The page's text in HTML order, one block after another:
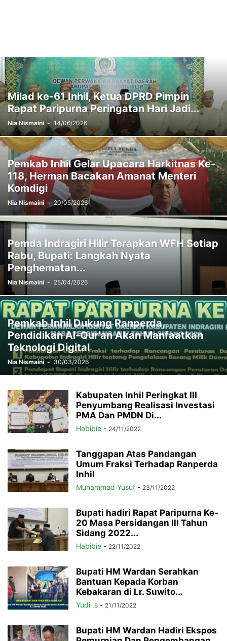
Milad ke-61 Inhil, Ketua DPRD Pimpin
Rapat Paripurna Peringatan Hari Jadi...
Nia Nismaini - 14/06/2026
Pemkab Inhil Gelar Upacara Harkitnas Ke-
118, Herman Bacakan Amanat Menteri
Komdigi
Nia Nismaini - 20/05/2026
Pemda Indragiri Hilir Terapkan WFH Setiap
Rabu, Bupati: Langkah Nyata
Penghematan...
Nia Nismaini - 25/04/2026
Pemkab Inhil Dukung Ranperda,
Pendidikan Al-Qur’an Akan Manfaatkan
Teknologi Digital
Nia Nismaini - 30/03/2026
Kabupaten Inhil Peringkat III
Penyumbang Realisasi Investasi
PMA Dan PMDN Di...
Habibie - 24/11/2022
Tanggapan Atas Pandangan
Umum Fraksi Terhadap Ranperda
Inhil
Muhammad Yusuf - 23/11/2022
Bupati hadiri Rapat Paripurna Ke-
20 Masa Persidangan lll Tahun
Sidang 2022...
Habibie - 22/11/2022
Bupati HM Wardan Serahkan
Bantuan Kepada Korban
Kebakaran di Lr. Suwito...
Yudi .s - 21/11/2022
Bupati HM Wardan Hadiri Ekspos